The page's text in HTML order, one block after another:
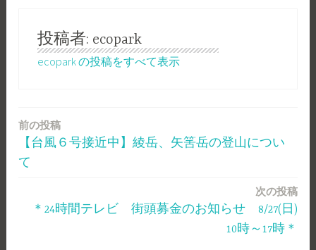
投稿者: ecopark
ecopark の投稿をすべて表示
投
稿
前の投稿
【台風６号接近中】綾岳、矢筈岳の登山につい
て
次の投稿
＊24時間テレビ 街頭募金のお知らせ 8/27(日)
10時～17時＊